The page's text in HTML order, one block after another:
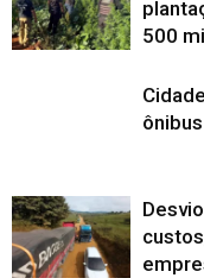
500